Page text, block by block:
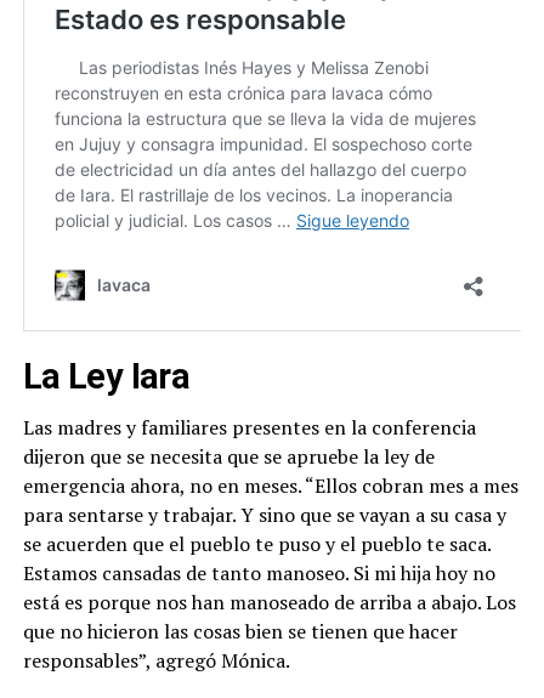
La Ley Iara
Las madres y familiares presentes en la conferencia
dijeron que se necesita que se apruebe la ley de
emergencia ahora, no en meses. “Ellos cobran mes a mes
para sentarse y trabajar. Y sino que se vayan a su casa y
se acuerden que el pueblo te puso y el pueblo te saca.
Estamos cansadas de tanto manoseo. Si mi hija hoy no
está es porque nos han manoseado de arriba a abajo. Los
que no hicieron las cosas bien se tienen que hacer
responsables”, agregó Mónica.